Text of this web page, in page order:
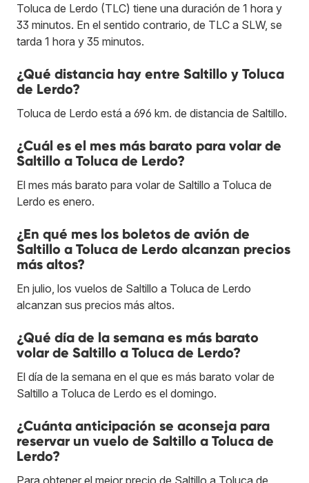
Toluca de Lerdo (TLC) tiene una duración de 1 hora y
33 minutos. En el sentido contrario, de TLC a SLW, se
tarda 1 hora y 35 minutos.
¿Qué distancia hay entre Saltillo y Toluca
de Lerdo?
Toluca de Lerdo está a 696 km. de distancia de Saltillo.
¿Cuál es el mes más barato para volar de
Saltillo a Toluca de Lerdo?
El mes más barato para volar de Saltillo a Toluca de
Lerdo es enero.
¿En qué mes los boletos de avión de
Saltillo a Toluca de Lerdo alcanzan precios
más altos?
En julio, los vuelos de Saltillo a Toluca de Lerdo
alcanzan sus precios más altos.
¿Qué día de la semana es más barato
volar de Saltillo a Toluca de Lerdo?
El día de la semana en el que es más barato volar de
Saltillo a Toluca de Lerdo es el domingo.
¿Cuánta anticipación se aconseja para
reservar un vuelo de Saltillo a Toluca de
Lerdo?
Para obtener el mejor precio de Saltillo a Toluca de